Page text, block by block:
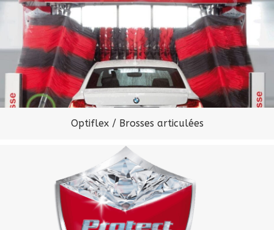
Optiflex / Brosses articulées